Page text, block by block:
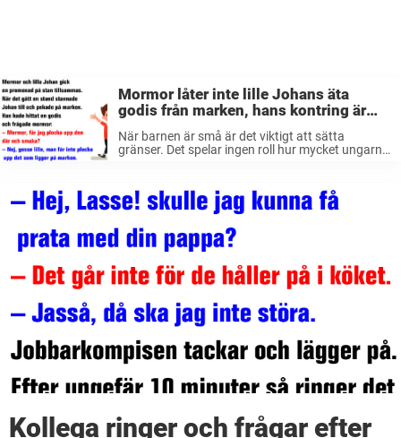
Mormor låter inte lille Johans äta
godis från marken, hans kontring är
När barnen är små är det viktigt att sätta
gränser. Det spelar ingen roll hur mycket ungarna
Kollega ringer och frågar efter